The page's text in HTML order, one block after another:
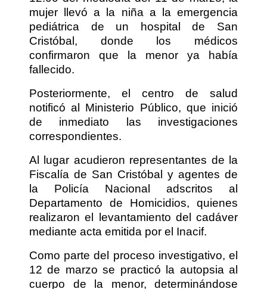
mujer llevó a la niña a la emergencia
pediátrica de un hospital de San
Cristóbal, donde los médicos
confirmaron que la menor ya había
fallecido.
Posteriormente, el centro de salud
notificó al Ministerio Público, que inició
de inmediato las investigaciones
correspondientes.
Al lugar acudieron representantes de la
Fiscalía de San Cristóbal y agentes de
la Policía Nacional adscritos al
Departamento de Homicidios, quienes
realizaron el levantamiento del cadáver
mediante acta emitida por el Inacif.
Como parte del proceso investigativo, el
12 de marzo se practicó la autopsia al
cuerpo de la menor, determinándose